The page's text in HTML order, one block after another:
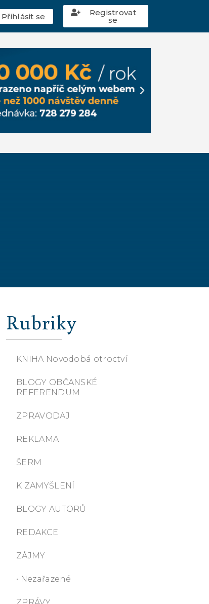
Přihlásit se Registrovat
se
Rubriky
KNIHA Novodobá otroctví
BLOGY OBČANSKÉ
REFERENDUM
ZPRAVODAJ
REKLAMA
ŠERM
K ZAMYŠLENÍ
BLOGY AUTORŮ
REDAKCE
ZÁJMY
• Nezařazené
ZPRÁVY